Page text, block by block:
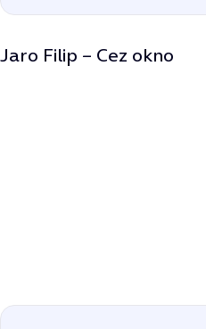
Jaro Filip – Cez okno